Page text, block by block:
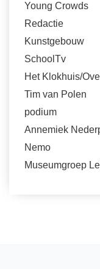
Young Crowds
Redactie
Kunstgebouw
SchoolTv
Het Klokhuis/
Tim van Polen
podium
Annemiek
Nemo
Museumgroep